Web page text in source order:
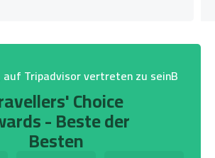
Tripadvisor vertreten zu seinB
Choice
- Beste der
Besten